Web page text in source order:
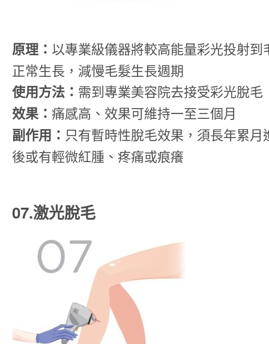
原理： 以專業級儀器將較高能量彩光投射到
正常生長，減慢毛髮生長週期
使用方法： 需到專業美容院去接受彩光脫毛
效果： 痛感高、效果可維持一至三個月
副作用： 只有暫時性脫毛效果，須長年累
後或有輕微紅腫、疼痛或痕癢
07.激光脫毛